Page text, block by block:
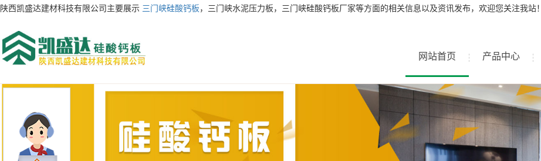
陕西凯盛达建材科技有限公司主要展示 三门峡硅酸钙板 ，三门峡水泥压力板，三门峡硅酸钙板厂家等方面的相关信息以及资讯发布，欢迎您关注我站！
网站首页 产品中心